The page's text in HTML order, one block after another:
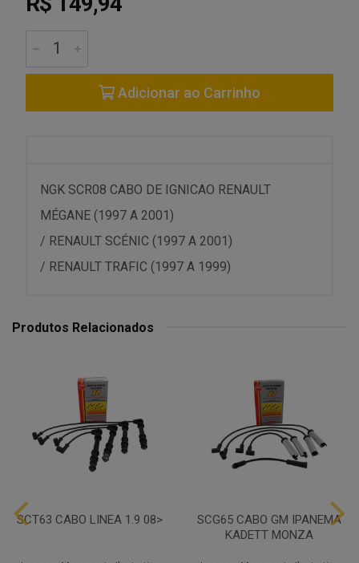
Adicionar ao Carrinho
NGK SCR08 CABO DE IGNICAO RENAULT
MÉGANE (1997 A 2001)
/ RENAULT SCÉNIC (1997 A 2001)
/ RENAULT TRAFIC (1997 A 1999)
Produtos Relacionados
SCT63 CABO LINEA 1.9 08>
SCG65 CABO GM IPANEMA
KADETT MONZA